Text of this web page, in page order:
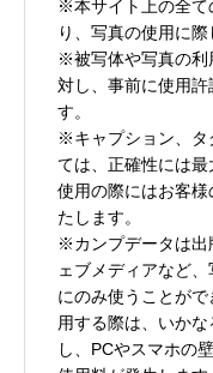
※本サイト上の全て
り、写真の使用に際
※被写体や写真の利
対し、事前に使用
す。
※キャプション、タ
ては、正確性には
使用の際にはお客
たします。
※カンプデータは出
ェブメディアなど
にのみ使うことが
用する際は、いか
し、PCやスマホの